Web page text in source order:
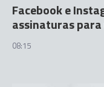
Facebook e
assinaturas
08:15